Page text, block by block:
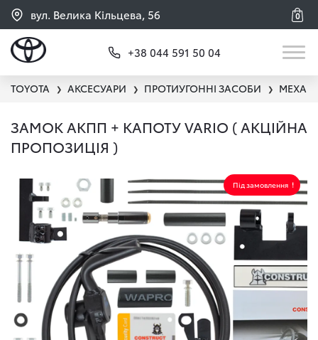
вул. Велика Кільцева, 56 0
+38 044 591 50 04
TOYOTA ❯ АКСЕСУАРИ ❯ ПРОТИУГОННІ ЗАСОБИ ❯
ЗАМОК АКПП + КАПОТУ VARIO ( АКЦІЙНА
ПРОПОЗИЦІЯ )
Під замовлення